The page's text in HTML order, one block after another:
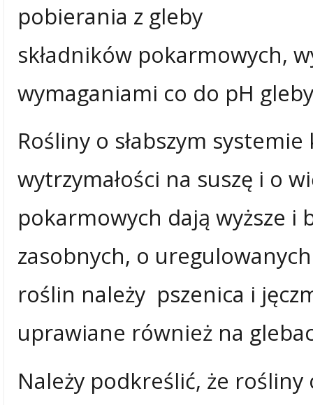
pobierania z gleby
składników pokarmowych,
wymaganiami co do pH
Rośliny o słabszym
wytrzymałości na suszę i o
pokarmowych dają wyższe
zasobnych, o
roślin należy pszenica i
uprawiane również na
Należy podkreślić, że